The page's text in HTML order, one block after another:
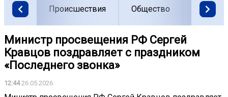
Происшествия Общество Власть
Министр просвещения РФ Сергей
Кравцов поздравляет с праздником
«Последнего звонка»
12:4426.05.2026